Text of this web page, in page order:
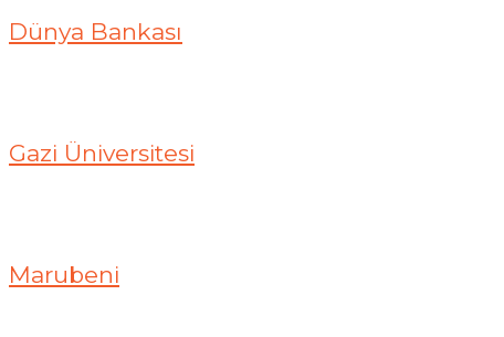
Dünya Bankası
Gazi Üniversitesi
Marubeni